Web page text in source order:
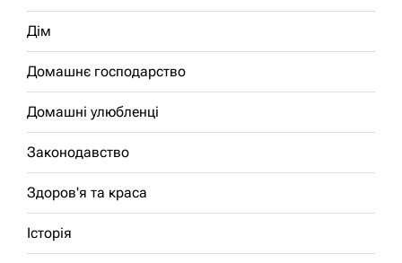
Дім
Домашнє господарство
Домашні улюбленці
Законодавство
Здоров'я та краса
Історія